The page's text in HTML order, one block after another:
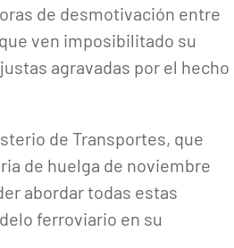
de desmotivación entre
ven imposibilitado su
agravadas por el hecho
de Transportes, que
de huelga de noviembre
abordar todas estas
ferroviario en su